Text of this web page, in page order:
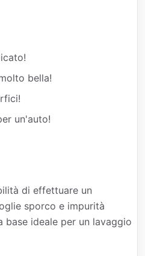
bella!
un'auto!
di effettuare un
sporco e impurità
base ideale per un lavaggio